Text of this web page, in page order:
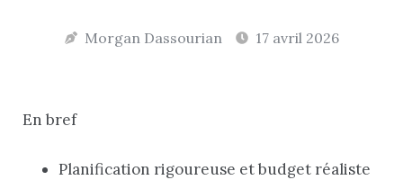
Morgan Dassourian 17 avril 2026
En bref
Planification rigoureuse et budget réaliste